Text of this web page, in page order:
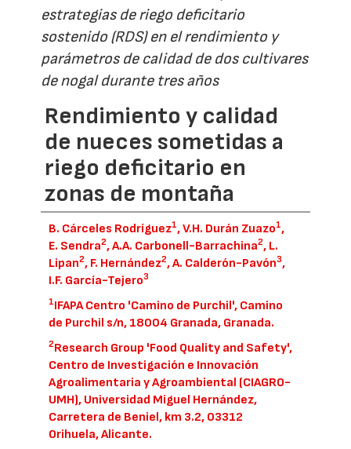
estrategias de riego deficitario
sostenido (RDS) en el rendimiento y
parámetros de calidad de dos cultivares
de nogal durante tres años
Rendimiento y calidad
de nueces sometidas a
riego deficitario en
zonas de montaña
B. Cárceles Rodríguez1, V.H. Durán Zuazo1,
E. Sendra2, A.A. Carbonell-Barrachina2, L.
Lipan2, F. Hernández2, A. Calderón-Pavón3,
I.F. García-Tejero3
1IFAPA Centro 'Camino de Purchil', Camino
de Purchil s/n, 18004 Granada, Granada.
2Research Group 'Food Quality and Safety',
Centro de Investigación e Innovación
Agroalimentaria y Agroambiental (CIAGRO-
UMH), Universidad Miguel Hernández,
Carretera de Beniel, km 3.2, 03312
Orihuela, Alicante.